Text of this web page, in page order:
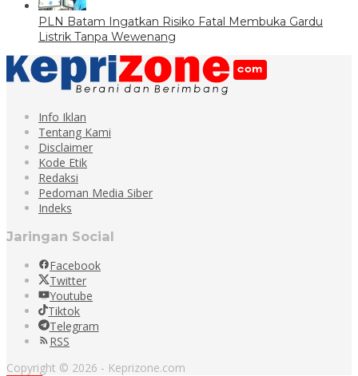
PLN Batam Ingatkan Risiko Fatal Membuka Gardu
Listrik Tanpa Wewenang
Info Iklan
Tentang Kami
Disclaimer
Kode Etik
Redaksi
Pedoman Media Siber
Indeks
Jaringan Social
Facebook
Twitter
Youtube
Tiktok
Telegram
RSS
Copyright © 2026 - Keprizone.com